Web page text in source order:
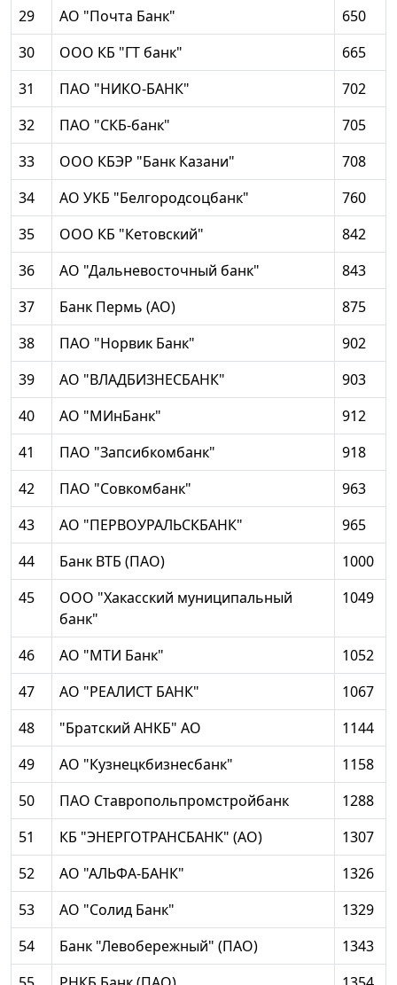
29
АО "Почта Банк"
650
30
ООО КБ "ГТ банк"
665
31
ПАО "НИКО-БАНК"
702
32
ПАО "СКБ-банк"
705
33
ООО КБЭР "Банк Казани"
708
34
АО УКБ "Белгородсоцбанк"
760
35
ООО КБ "Кетовский"
842
36
АО "Дальневосточный банк"
843
37
Банк Пермь (АО)
875
38
ПАО "Норвик Банк"
902
39
АО "ВЛАДБИЗНЕСБАНК"
903
40
АО "МИнБанк"
912
41
ПАО "Запсибкомбанк"
918
42
ПАО "Совкомбанк"
963
43
АО "ПЕРВОУРАЛЬСКБАНК"
965
44
Банк ВТБ (ПАО)
1000
45
ООО "Хакасский муниципальный
банк"
1049
46 АО "МТИ Банк"
1052
47
АО "РЕАЛИСТ БАНК"
1067
48
"Братский АНКБ" АО
1144
49
АО "Кузнецкбизнесбанк"
1158
50
ПАО Ставропольпромстройбанк
1288
51
КБ "ЭНЕРГОТРАНСБАНК" (АО)
1307
52
АО "АЛЬФА-БАНК"
1326
53
АО "Солид Банк"
1329
54
Банк "Левобережный" (ПАО)
1343